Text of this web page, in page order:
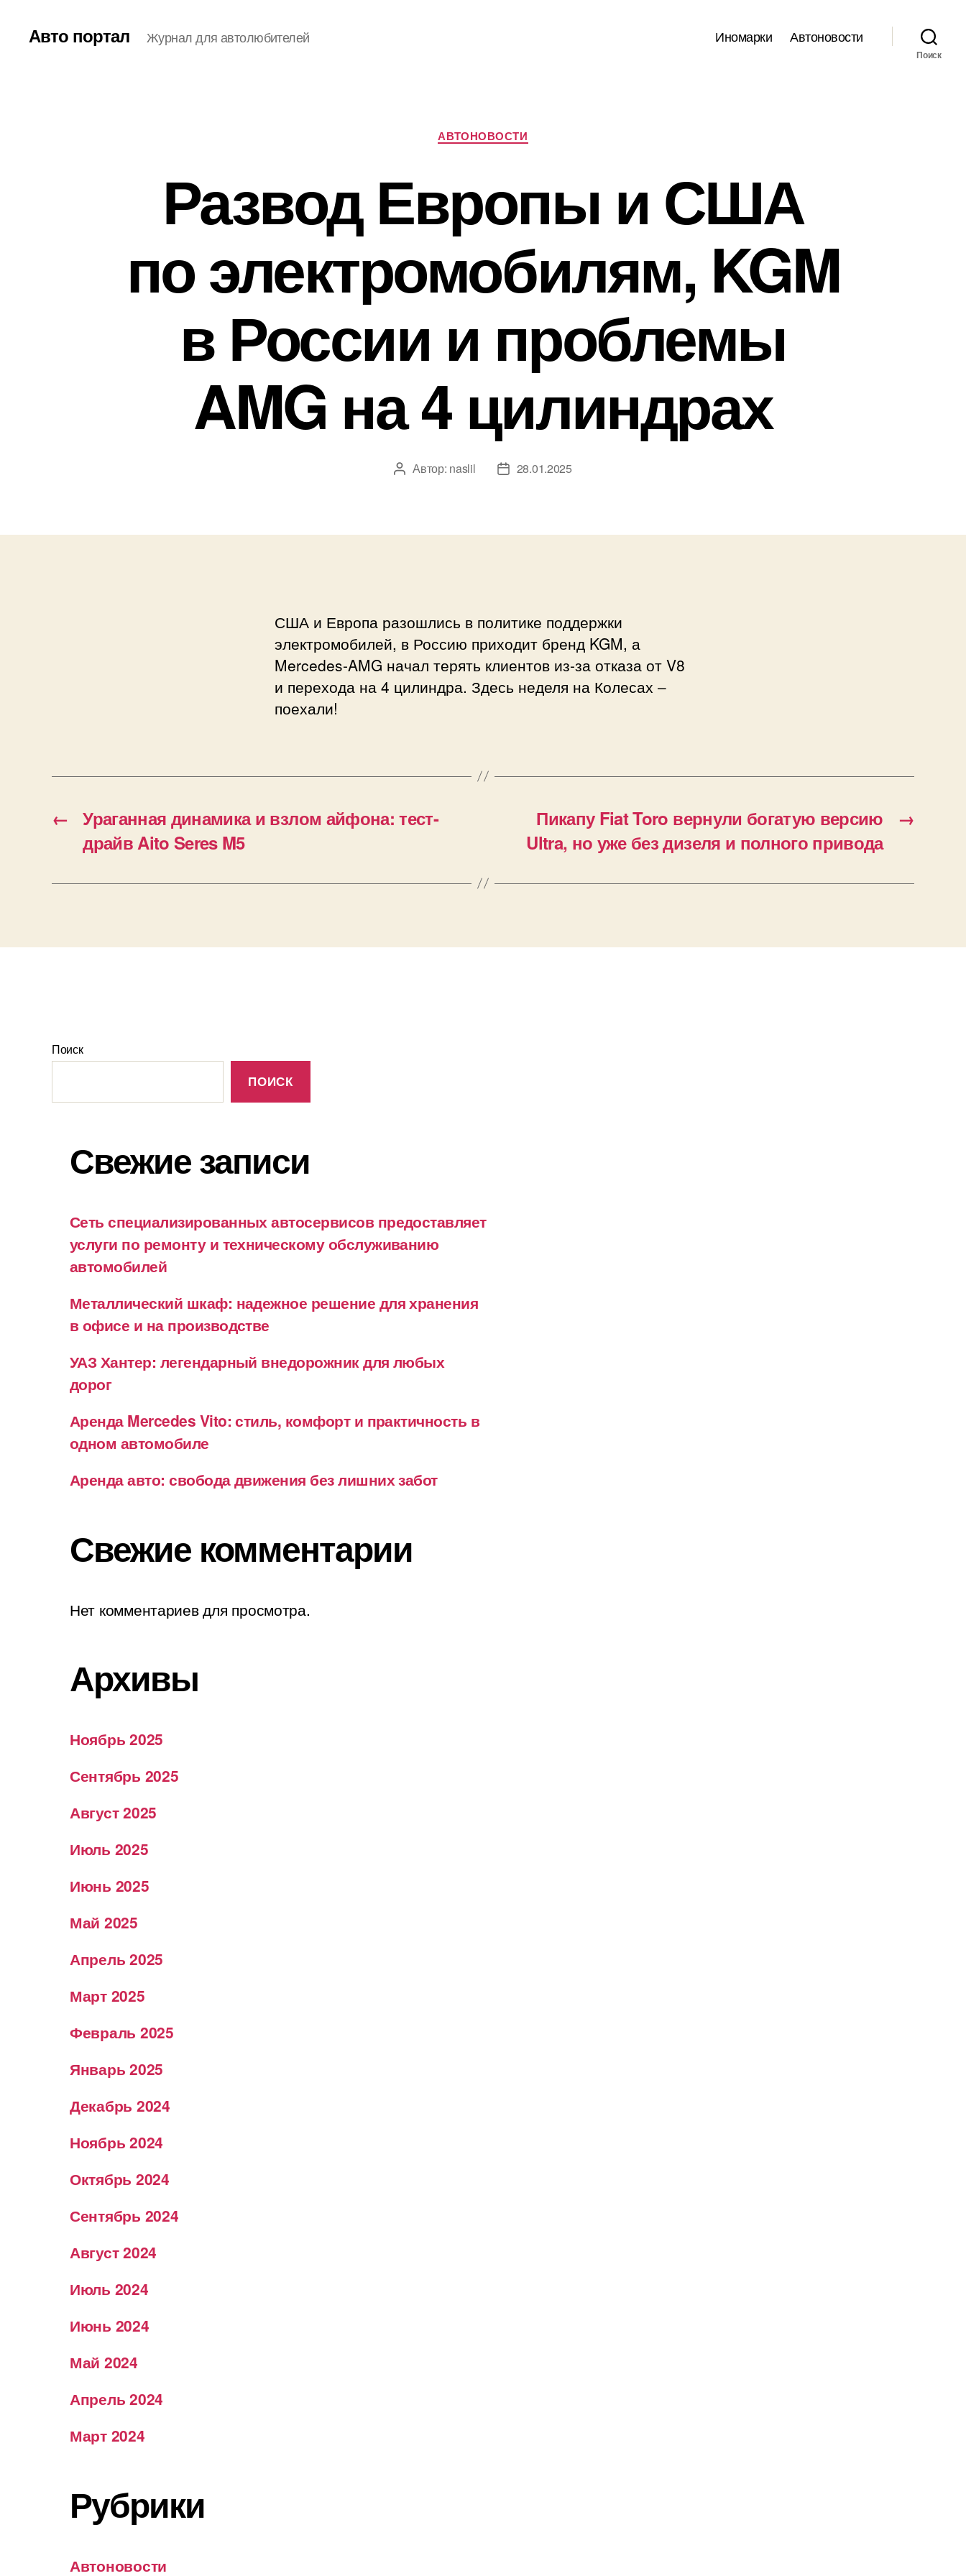
Авто портал Журнал для автолюбителей Иномарки Автоновости
Поиск
Рубрики
АВТОНОВОСТИ
Развод Европы и США
по электромобилям, KGM
в России и проблемы
AMG на 4 цилиндрах
Автор
Автор: naslil
Дата28.01.2025
США и Европа разошлись в политике поддержки
электромобилей, в Россию приходит бренд KGM, а
Mercedes-AMG начал терять клиентов из-за отказа от V8
и перехода на 4 цилиндра. Здесь неделя на Колесах –
поехали!
←
Ураганная динамика и взлом айфона: тест-
драйв Aito Seres M5
→
Пикапу Fiat Toro вернули богатую версию
Ultra, но уже без дизеля и полного привода
Поиск
ПОИСК
Свежие записи
Сеть специализированных автосервисов предоставляет
услуги по ремонту и техническому обслуживанию
автомобилей
Металлический шкаф: надежное решение для хранения
в офисе и на производстве
УАЗ Хантер: легендарный внедорожник для любых
дорог
Аренда Mercedes Vito: стиль, комфорт и практичность в
одном автомобиле
Аренда авто: свобода движения без лишних забот
Свежие комментарии
Нет комментариев для просмотра.
Архивы
Ноябрь 2025
Сентябрь 2025
Август 2025
Июль 2025
Июнь 2025
Май 2025
Апрель 2025
Март 2025
Февраль 2025
Январь 2025
Декабрь 2024
Ноябрь 2024
Октябрь 2024
Сентябрь 2024
Август 2024
Июль 2024
Июнь 2024
Май 2024
Апрель 2024
Март 2024
Рубрики
Автоновости